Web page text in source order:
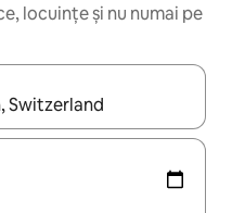
locuințe și nu numai pe
folosind tastele